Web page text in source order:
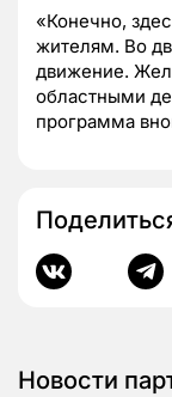
«Конечно,
жителям. Во
движение.
областными
программа
Новости